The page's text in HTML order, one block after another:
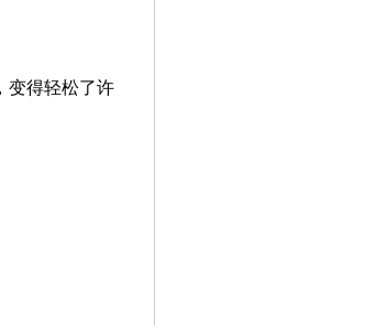
得轻松了许